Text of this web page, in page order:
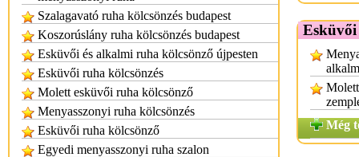
Szalagavató ruha kölcsönzés budapest
Koszorúslány ruha kölcsönzés budapest
Esküvői és alkalmi ruha kölcsönző újpesten
Esküvői ruha kölcsönzés
Molett esküvői ruha kölcsönző
Menyasszonyi ruha kölcsönzés
Esküvői ruha kölcsönző
Egyedi menyasszonyi ruha szalon
Esküvői
Még